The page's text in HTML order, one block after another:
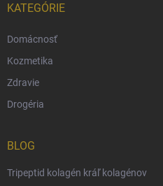
KATEGÓRIE
Domácnosť
Kozmetika
Zdravie
Drogéria
BLOG
Tripeptid kolagén kráľ kolagénov